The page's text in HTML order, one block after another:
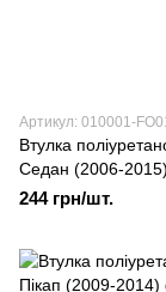
Артикул: 010001-
Втулка
Седан (2006-
244 грн/шт.